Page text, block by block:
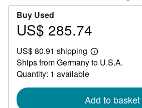
Buy Used
Price
285.74
US$ 285.74
US$ 80.91 shipping
Learn
more
Ships from Germany to U.S.A.
Quantity: 1 available
Add to basket